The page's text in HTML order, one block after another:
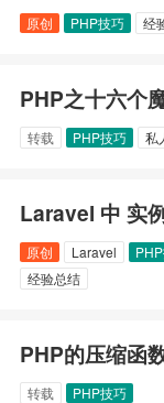
原创 PHP技巧 经
PHP之十六个
转载 PHP技巧 私
Laravel 中 实
原创 Laravel
经验总结
PHP的压缩函
转载 PHP技巧